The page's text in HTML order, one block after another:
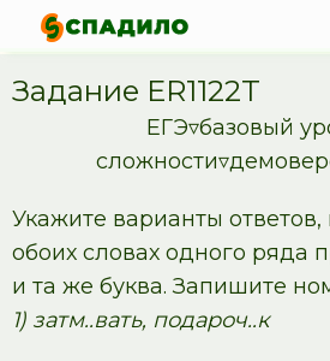
Задание ER1122T
ЕГЭ▿базовый
Укажите варианты ответов,
обоих словах одного ряда
и та же буква. Запишите
1) затм..вать, подароч..к